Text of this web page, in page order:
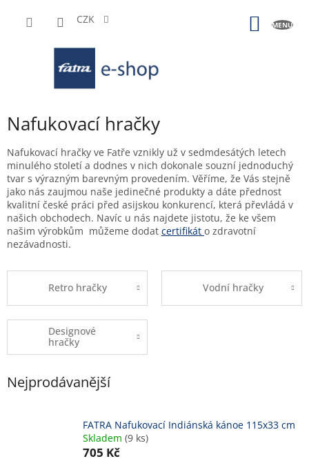
CZK
Nafukovací hračky
Nafukovací hračky ve Fatře vznikly už v sedmdesátých letech
minulého století a dodnes v nich dokonale souzní jednoduchý
tvar s výrazným barevným provedením. Věříme, že Vás stejně
jako nás zaujmou naše jedinečné produkty a dáte přednost
kvalitní české práci před asijskou konkurencí, která převládá v
našich obchodech. Navíc u nás najdete jistotu, že ke všem
našim výrobkům můžeme dodat certifikát o zdravotní
nezávadnosti.
Retro hračky Vodní hračky
Designové
hračky
Nejprodávanější
FATRA Nafukovací Indiánská kánoe 115x33 cm
Skladem (9 ks)
705 Kč